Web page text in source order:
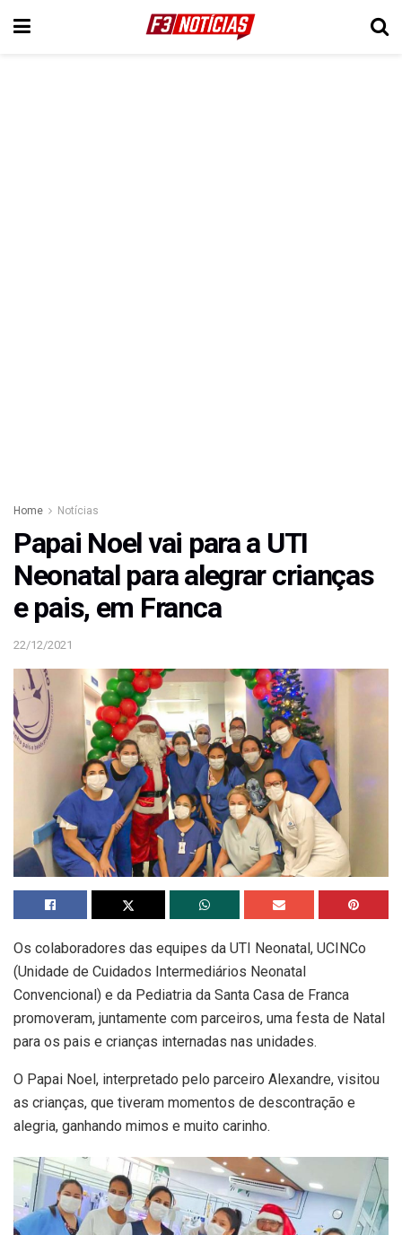
Home Notícias
Papai Noel vai para a UTI
Neonatal para alegrar crianças
e pais, em Franca
22/12/2021
Os colaboradores das equipes da UTI Neonatal, UCINCo
(Unidade de Cuidados Intermediários Neonatal
Convencional) e da Pediatria da Santa Casa de Franca
promoveram, juntamente com parceiros, uma festa de Natal
para os pais e crianças internadas nas unidades.
O Papai Noel, interpretado pelo parceiro Alexandre, visitou
as crianças, que tiveram momentos de descontração e
alegria, ganhando mimos e muito carinho.